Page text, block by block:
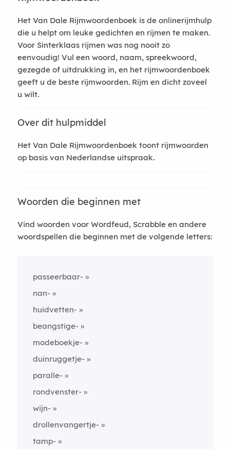
Het Van Dale Rijmwoordenboek is de onlinerijmhulp
die u helpt om leuke gedichten en rijmen te maken.
Voor Sinterklaas rijmen was nog nooit zo
eenvoudig! Vul een woord, naam, spreekwoord,
gezegde of uitdrukking in, en het rijmwoordenboek
geeft u de beste rijmwoorden. Rijm en dicht zoveel
u wilt.
Over dit hulpmiddel
Het Van Dale Rijmwoordenboek toont rijmwoorden
op basis van Nederlandse uitspraak.
Woorden die beginnen met
Vind woorden voor Wordfeud, Scrabble en andere
woordspellen die beginnen met de volgende letters:
passeerbaar-
nan-
huidvetten-
beangstige-
modeboekje-
duinruggetje-
paralle-
rondvenster-
wijn-
drollenvangertje-
tamp-